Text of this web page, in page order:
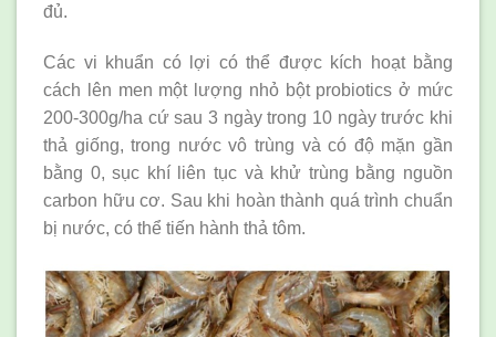
đủ.
Các vi khuẩn có lợi có thể được kích hoạt bằng
cách lên men một lượng nhỏ bột probiotics ở mức
200-300g/ha cứ sau 3 ngày trong 10 ngày trước khi
thả giống, trong nước vô trùng và có độ mặn gần
bằng 0, sục khí liên tục và khử trùng bằng nguồn
carbon hữu cơ. Sau khi hoàn thành quá trình chuẩn
bị nước, có thể tiến hành thả tôm.